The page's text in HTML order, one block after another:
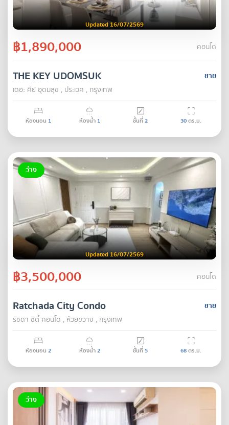
Updated 16/07/2569
฿1,890,000 คอนโด
ขาย
THE KEY UDOMSUK
เดอะ คีย์ อุดมสุข , ประเวศ , กรุงเทพ
ห้องนอน 1 ห้องน้ำ 1 ชั้นที่2 30ตร.ม.
ว่าง
Updated 16/07/2569
฿3,500,000 คอนโด
ขาย
Ratchada City Condo
รัชดา ซิตี้ คอนโด , ห้วยขวาง , กรุงเทพ
ห้องนอน 2 ห้องน้ำ2 ชั้นที่5 68ตร.ม.
ว่าง